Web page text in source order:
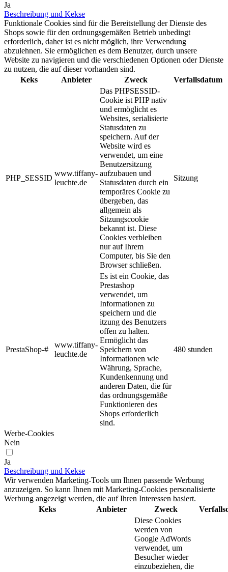
Ja
Beschreibung und Kekse
Funktionale Cookies sind für die Bereitstellung der Dienste des
Shops sowie für den ordnungsgemäßen Betrieb unbedingt
erforderlich, daher ist es nicht möglich, ihre Verwendung
abzulehnen. Sie ermöglichen es dem Benutzer, durch unsere
Website zu navigieren und die verschiedenen Optionen oder Dienste
zu nutzen, die auf dieser vorhanden sind.
Keks
Anbieter Zweck Verfallsdatum
PHP_SESSID
www.tiffany-
leuchte.de
Das PHPSESSID-
Cookie ist PHP nativ
und ermöglicht es
Websites, serialisierte
Statusdaten zu
speichern. Auf der
Website wird es
verwendet, um eine
Benutzersitzung
aufzubauen und
Statusdaten durch ein
temporäres Cookie zu
übergeben, das
allgemein als
Sitzungscookie
bekannt ist. Diese
Cookies verbleiben
nur auf Ihrem
Computer, bis Sie den
Browser schließen.
Sitzung
PrestaShop-#
www.tiffany-
leuchte.de
Es ist ein Cookie, das
Prestashop
verwendet, um
Informationen zu
speichern und die
itzung des Benutzers
offen zu halten.
Ermöglicht das
Speichern von
Informationen wie
Währung, Sprache,
Kundenkennung und
anderen Daten, die für
das ordnungsgemäße
Funktionieren des
Shops erforderlich
sind.
480 stunden
Werbe-Cookies
Nein
Ja
Beschreibung und Kekse
Wir verwenden Marketing-Tools um Ihnen passende Werbung
anzuzeigen. So kann Ihnen mit Marketing-Cookies personalisierte
Werbung angezeigt werden, die auf Ihren Interessen basiert.
Keks
Anbieter Zweck
Diese Cookies
werden von
Google AdWords
verwendet, um
Besucher wieder
einzubeziehen, die